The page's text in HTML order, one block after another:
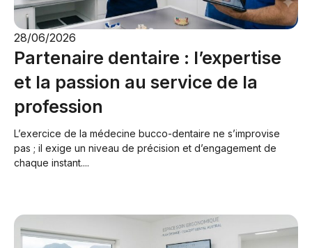
28/06/2026
Partenaire dentaire : l’expertise
et la passion au service de la
profession
L’exercice de la médecine bucco-dentaire ne s’improvise
pas ; il exige un niveau de précision et d’engagement de
chaque instant....